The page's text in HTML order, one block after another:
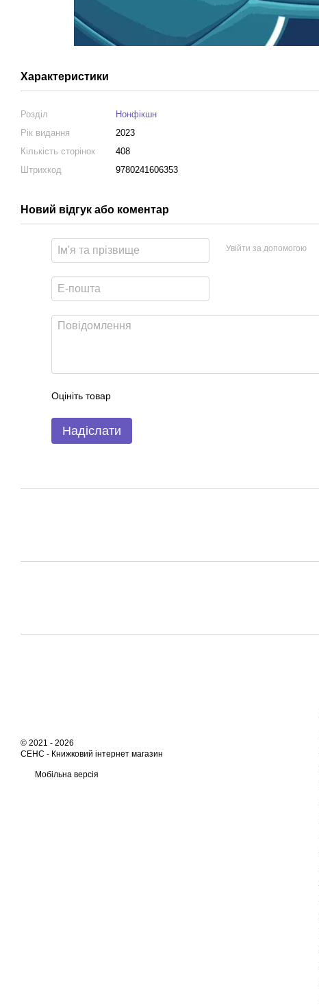
Характеристики
Розділ
Нонфікшн
Рік видання
2023
Кількість сторінок
408
Штрихкод
9780241606353
Новий відгук або коментар
Увійти за допомогою
Оцініть товар
Надіслати
© 2021 - 2026
СЕНС - Книжковий інтернет магазин
Мобільна версія